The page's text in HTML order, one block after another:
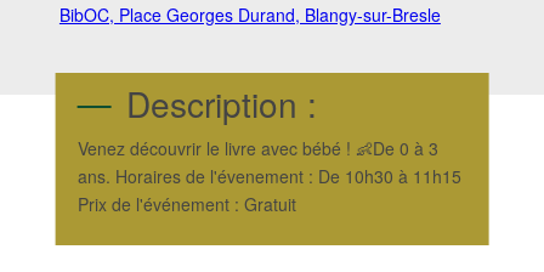
BibOC, Place Georges Durand, Blangy-sur-Bresle
Description :
Venez découvrir le livre avec bébé ! 👶De 0 à 3
ans. Horaires de l'évenement : De 10h30 à 11h15
Prix de l'événement : Gratuit